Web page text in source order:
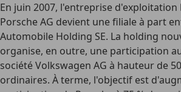
En juin 2007, l'entreprise d'exploitation
Porsche AG devient une filiale à part
Automobile Holding SE. La holding
organise, en outre, une participation
société Volkswagen AG à hauteur de
ordinaires. À terme, l'objectif est